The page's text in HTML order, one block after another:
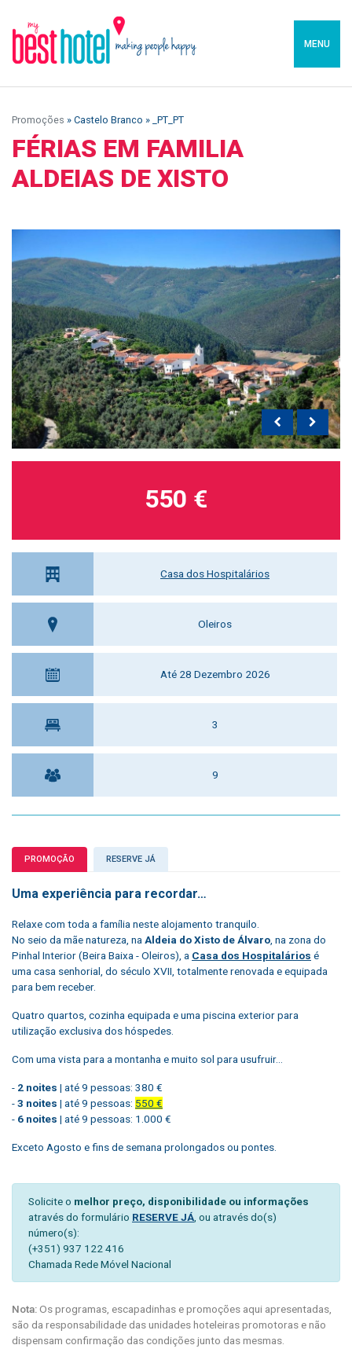
MENU
Promoções » Castelo Branco » _PT_PT
FÉRIAS EM FAMILIA
ALDEIAS DE XISTO
Casa dos Hospitalários
Oleiros
Até 28 Dezembro 2026
3
9
550 €
PROMOÇÃO RESERVE JÁ
Uma experiência para recordar…
Relaxe com toda a família neste alojamento tranquilo.
No seio da mãe natureza, naAldeia do Xisto de Álvaro, na zona do
Pinhal Interior (Beira Baixa - Oleiros), a Casa dos Hospitalários é
uma casa senhorial, do século XVII, totalmente renovada e equipada
para bem receber.
Quatro quartos, cozinha equipada e uma piscina exterior para
utilização exclusiva dos hóspedes.
Com uma vista para a montanha e muito sol para usufruir…
- 2 noites | até 9 pessoas: 380 €
-3 noites | até 9 pessoas: 550 €
- 6 noites | até 9 pessoas: 1.000 €
Exceto Agosto e fins de semana prolongados ou pontes.
Solicite o melhor preço, disponibilidade ou informações
através do formulário RESERVE JÁ, ou através do(s)
número(s):
(+351) 937 122 416
Chamada Rede Móvel Nacional
Nota:Os programas, escapadinhas e promoções aqui apresentadas,
são da responsabilidade das unidades hoteleiras promotoras e não
dispensam confirmação das condições junto das mesmas.